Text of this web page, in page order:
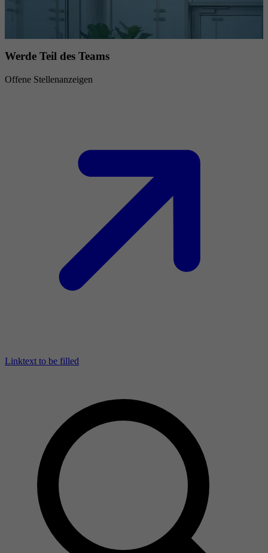
Werde Teil des Teams
Offene Stellenanzeigen
Linktext to be filled